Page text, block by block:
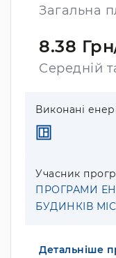
Загальна
8.38
Середній
Виконані
Учасник
ПРОГРАМИ
БУДИНКІВ
Детальніше